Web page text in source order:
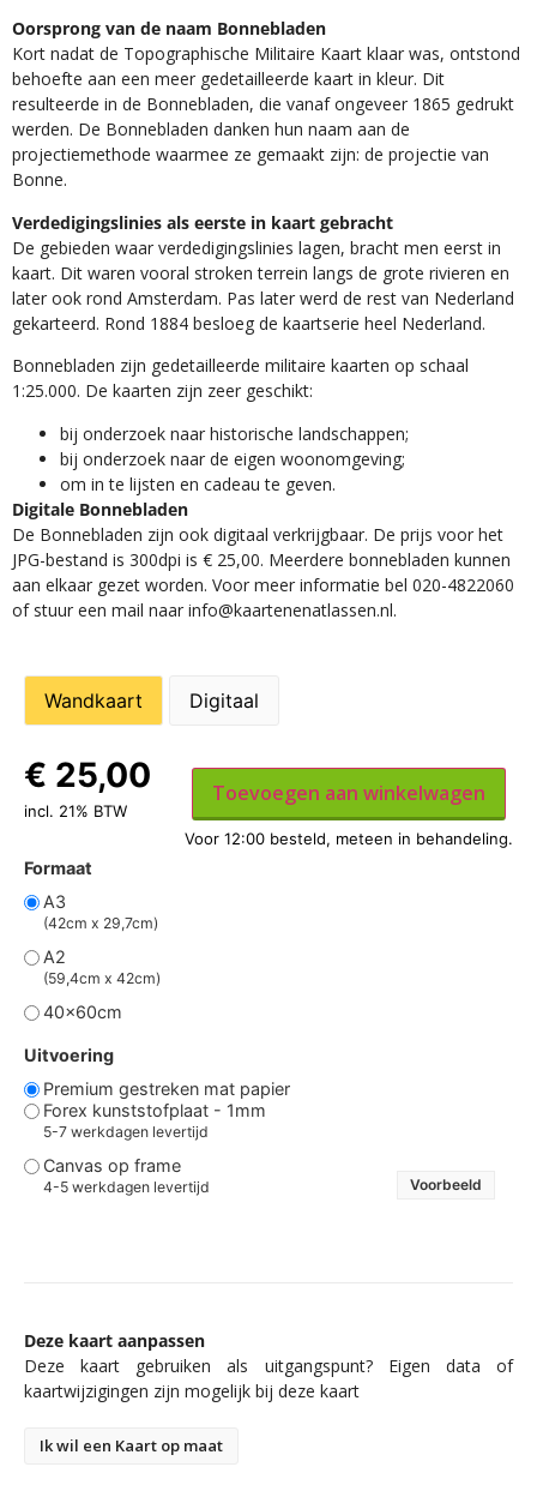
Oorsprong van de naam Bonnebladen
Kort nadat de Topographische Militaire Kaart klaar was, ontstond
behoefte aan een meer gedetailleerde kaart in kleur. Dit
resulteerde in de Bonnebladen, die vanaf ongeveer 1865 gedrukt
werden. De Bonnebladen danken hun naam aan de
projectiemethode waarmee ze gemaakt zijn: de projectie van
Bonne.
Verdedigingslinies als eerste in kaart gebracht
De gebieden waar verdedigingslinies lagen, bracht men eerst in
kaart. Dit waren vooral stroken terrein langs de grote rivieren en
later ook rond Amsterdam. Pas later werd de rest van Nederland
gekarteerd. Rond 1884 besloeg de kaartserie heel Nederland.
Bonnebladen zijn gedetailleerde militaire kaarten op schaal
1:25.000. De kaarten zijn zeer geschikt:​
​bij onderzoek naar historische landschappen;
bij onderzoek naar de eigen woonomgeving;
om in te lijsten en cadeau te geven.
Digitale Bonnebladen
De Bonnebladen zijn ook digitaal verkrijgbaar. De prijs voor het
JPG-bestand is 300dpi is € 25,00. Meerdere bonnebladen kunnen
aan elkaar gezet worden. Voor meer informatie bel 020-4822060
of stuur een mail naar info@kaartenenatlassen.nl.
Wandkaart Digitaal
Formaat
A3
(42cm x 29,7cm)
A2
(59,4cm x 42cm)
40x60cm
Uitvoering
Premium gestreken mat papier
Forex kunststofplaat - 1mm
5-7 werkdagen levertijd
Canvas op frame
4-5 werkdagen levertijd Voorbeeld
€ 25,00
incl. 21% BTW
Toevoegen aan winkelwagen
Deze kaart aanpassen
Deze kaart gebruiken als uitgangspunt? Eigen data of
kaartwijzigingen zijn mogelijk bij deze kaart
Ik wil een Kaart op maat